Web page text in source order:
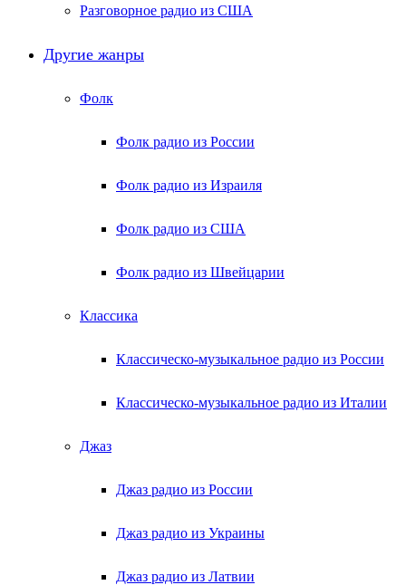
Разговорное радио из США
Другие жанры
Фолк
Фолк радио из России
Фолк радио из Израиля
Фолк радио из США
Фолк радио из Швейцарии
Классика
Классическо-музыкальное радио из России
Классическо-музыкальное радио из Италии
Джаз
Джаз радио из России
Джаз радио из Украины
Джаз радио из Латвии